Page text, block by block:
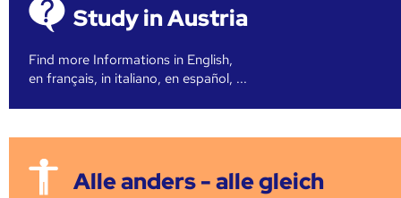
Study in Austria
Find more Informations in English,
en français, in italiano, en español, ...
Alle anders - alle gleich